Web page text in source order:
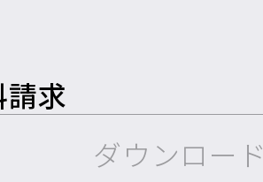
求
ダウンロード